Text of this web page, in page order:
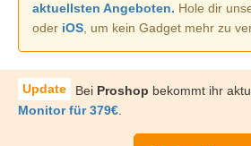
aktuellsten Angeboten. Hole dir
oder iOS, um kein Gadget mehr zu
Bei Proshop bekommt ihr
Monitor für 379€.